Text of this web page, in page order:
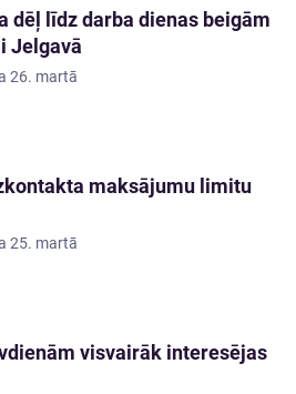
dēļ līdz darba dienas beigām
Jelgavā
26. martā
maksājumu limitu
25. martā
visvairāk interesējas